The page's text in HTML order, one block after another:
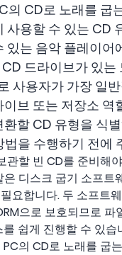
CD로 노래를 굽
사용할 수 있는 CD
있는 음악 플레이
드라이브가 있
사용자가 가장 일
브 또는 저장소 역
할 CD 유형을 식
을 수행하기 전에
관할 빈 CD를 준비해
디스크 굽기 소프트
요합니다. 두 소프트
으로 보호되므로
쉽게 진행할 수 있습
의 CD로 노래를 굽